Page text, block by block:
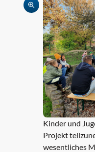
Kinder und
Projekt
wesentliches